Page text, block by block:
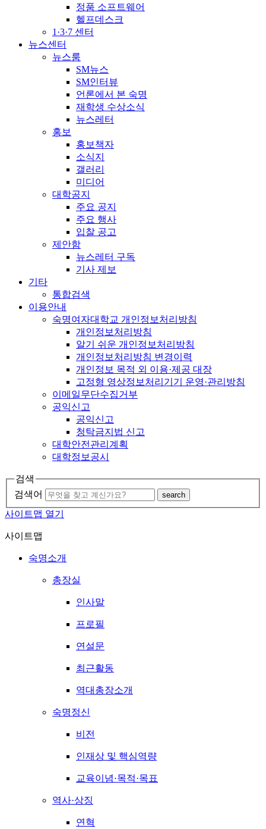
정품 소프트웨어
헬프데스크
1·3·7 센터
뉴스센터
뉴스룸
SM뉴스
SM인터뷰
언론에서 본 숙명
재학생 수상소식
뉴스레터
홍보
홍보책자
소식지
갤러리
미디어
대학공지
주요 공지
주요 행사
입찰 공고
제안함
뉴스레터 구독
기사 제보
기타
통합검색
이용안내
숙명여자대학교 개인정보처리방침
개인정보처리방침
알기 쉬운 개인정보처리방침
개인정보처리방침 변경이력
개인정보 목적 외 이용·제공 대장
고정형 영상정보처리기기 운영·관리방침
이메일무단수집거부
공익신고
공익신고
청탁금지법 신고
대학안전관리계획
대학정보공시
검색
검색어
search
사이트맵 열기
사이트맵
숙명소개
총장실
인사말
프로필
연설문
최근활동
역대총장소개
숙명정신
비전
인재상 및 핵심역량
교육이념·목적·목표
역사·상징
연혁